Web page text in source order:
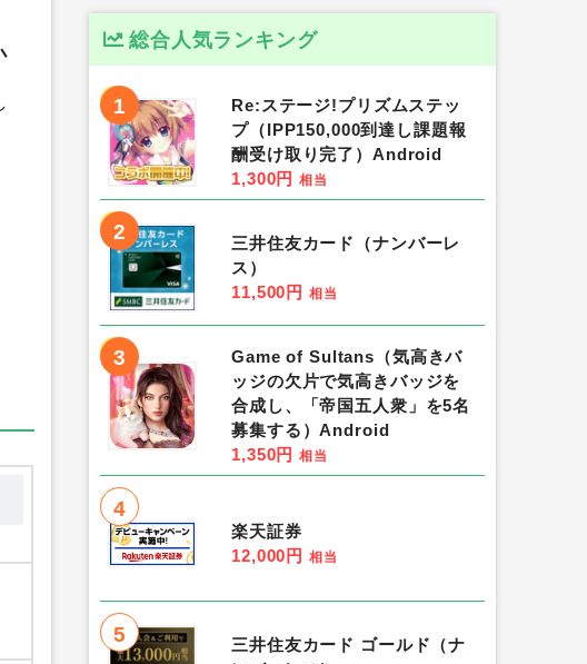
総合人気ランキング
1
Re:ステージ!プリズムステッ
プ（IPP150,000到達し課題報
酬受け取り完了）Android
1,300円 相当
2
三井住友カード（ナンバーレ
ス）
11,500円 相当
3
Game of Sultans（気高きバ
ッジの欠片で気高きバッジを
合成し、「帝国五人衆」を5名
募集する）Android
1,350円 相当
4
楽天証券
12,000円 相当
5
三井住友カード ゴールド（ナ